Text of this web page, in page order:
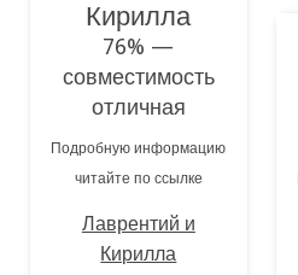
Кирилла
76% —
совместимость
отличная
Подробную информацию
читайте по ссылке
Лаврентий и
Кирилла